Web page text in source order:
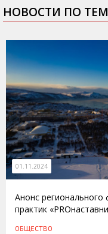
НОВОСТИ ПО
01.11.2024
Анонс регионального
практик
ОБЩЕСТВО